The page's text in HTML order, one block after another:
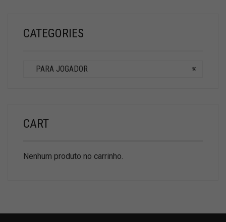
CATEGORIES
×
PARA JOGADOR
CART
Nenhum produto no carrinho.